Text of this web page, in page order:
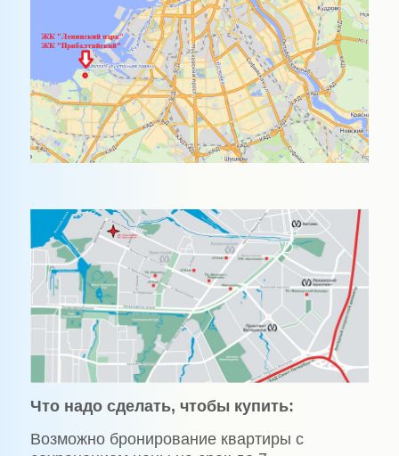
Что надо сделать, чтобы купить:
Возможно бронирование квартиры с